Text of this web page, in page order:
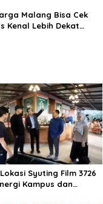
Malang Bisa Cek
Kenal Lebih Dekat
Syuting Film 3726
Kampus dan